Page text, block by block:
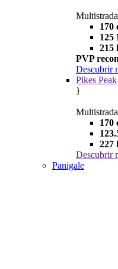
170
125
215
PVP
Descubrir
Pikes Peak
}
170
227
Descubrir
Panigale